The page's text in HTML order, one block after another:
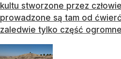
kultu stworzone przez
prowadzone są tam od
zaledwie tylko część